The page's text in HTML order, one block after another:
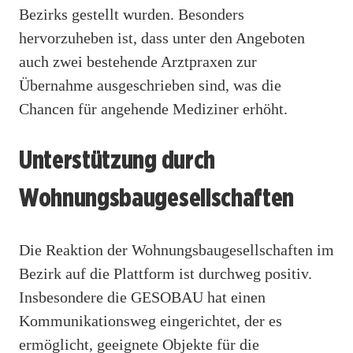
Bezirks gestellt wurden. Besonders
hervorzuheben ist, dass unter den Angeboten
auch zwei bestehende Arztpraxen zur
Übernahme ausgeschrieben sind, was die
Chancen für angehende Mediziner erhöht.
Unterstützung durch
Wohnungsbaugesellschaften
Die Reaktion der Wohnungsbaugesellschaften im
Bezirk auf die Plattform ist durchweg positiv.
Insbesondere die GESOBAU hat einen
Kommunikationsweg eingerichtet, der es
ermöglicht, geeignete Objekte für die